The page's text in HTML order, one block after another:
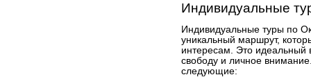
Индивидуальные
Индивидуальные туры по
уникальный маршрут,
интересам. Это идеальный
свободу и личное
следующие: